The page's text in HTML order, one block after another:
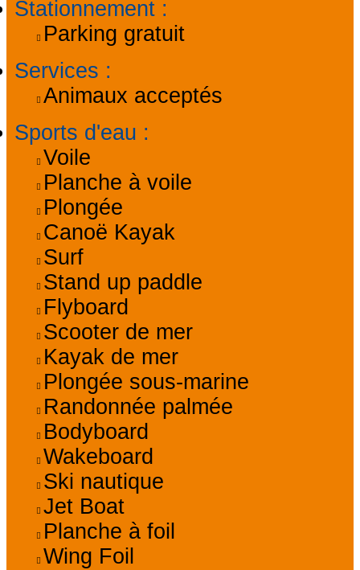
Stationnement :
Parking gratuit
Services :
Animaux acceptés
Sports d'eau :
Voile
Planche à voile
Plongée
Canoë Kayak
Surf
Stand up paddle
Flyboard
Scooter de mer
Kayak de mer
Plongée sous-marine
Randonnée palmée
Bodyboard
Wakeboard
Ski nautique
Jet Boat
Planche à foil
Wing Foil